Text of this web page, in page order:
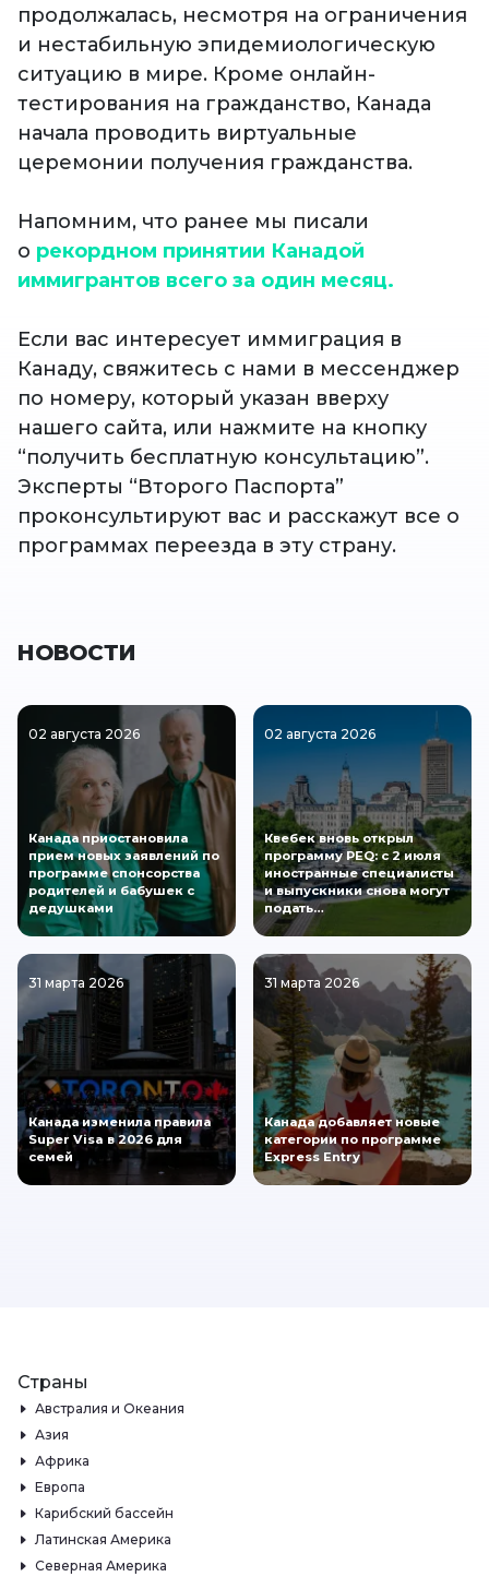
продолжалась, несмотря на ограничения
и нестабильную эпидемиологическую
ситуацию в мире. Кроме онлайн-
тестирования на гражданство, Канада
начала проводить виртуальные
церемонии получения гражданства.
Напомним, что ранее мы писали
о рекордном принятии Канадой
иммигрантов всего за один месяц.
Если вас интересует иммиграция в
Канаду, свяжитесь с нами в мессенджер
по номеру, который указан вверху
нашего сайта, или нажмите на кнопку
“получить бесплатную консультацию”.
Эксперты “Второго Паспорта”
проконсультируют вас и расскажут все о
программах переезда в эту страну.
НОВОСТИ
02 августа 2026
Канада приостановила
прием новых заявлений по
программе спонсорства
родителей и бабушек с
дедушками
02 августа 2026
Квебек вновь открыл
программу PEQ: с 2 июля
иностранные специалисты
и выпускники снова могут
подать…
31 марта 2026
Канада изменила правила
Super Visa в 2026 для
семей
31 марта 2026
Канада добавляет новые
категории по программе
Express Entry
Страны
Австралия и Океания
Азия
Африка
Европа
Карибский бассейн
Латинская Америка
Северная Америка